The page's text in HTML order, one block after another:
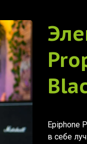
Epiphone
в себе